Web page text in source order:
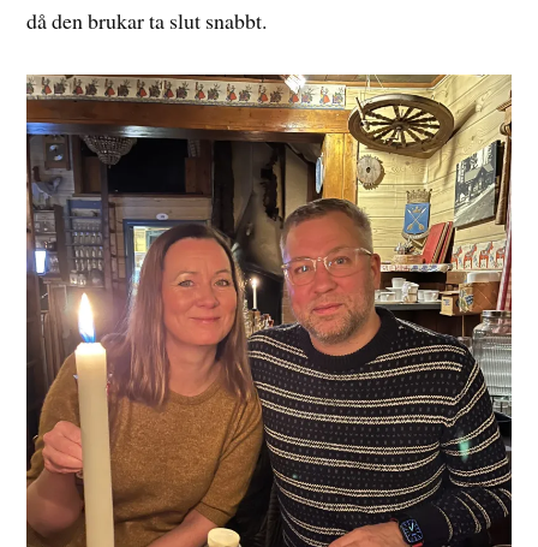
då den brukar ta slut snabbt.